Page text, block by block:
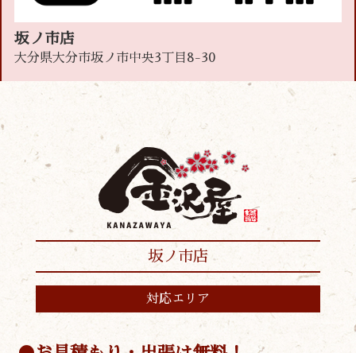
坂ノ市店
大分県大分市坂ノ市中央3丁目8-30
坂ノ市店
対応エリア